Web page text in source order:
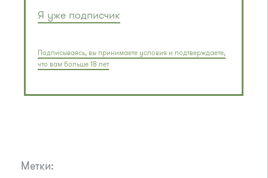
Я уже подписчик
Подписываясь, вы принимаете условия и подтверждаете,
что вам больше 18 лет
Метки: